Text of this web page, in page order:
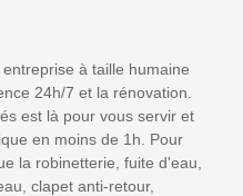
à taille humaine
24h/7 et la rénovation.
est là pour vous servir et
en moins de 1h. Pour
la robinetterie, fuite d'eau,
clapet anti-retour,